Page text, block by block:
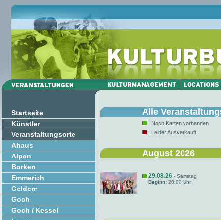
Startseite
Künstler
Veranstaltungsorte
Ahaus
Alpen
Borken
Emmerich
Geldern
Goch
Goch / Kessel
Alle
Noch Karten vorhanden
Leider Ausverkauft
August 2026
29.08.26 - Samstag
Beginn: 20:00 Uhr